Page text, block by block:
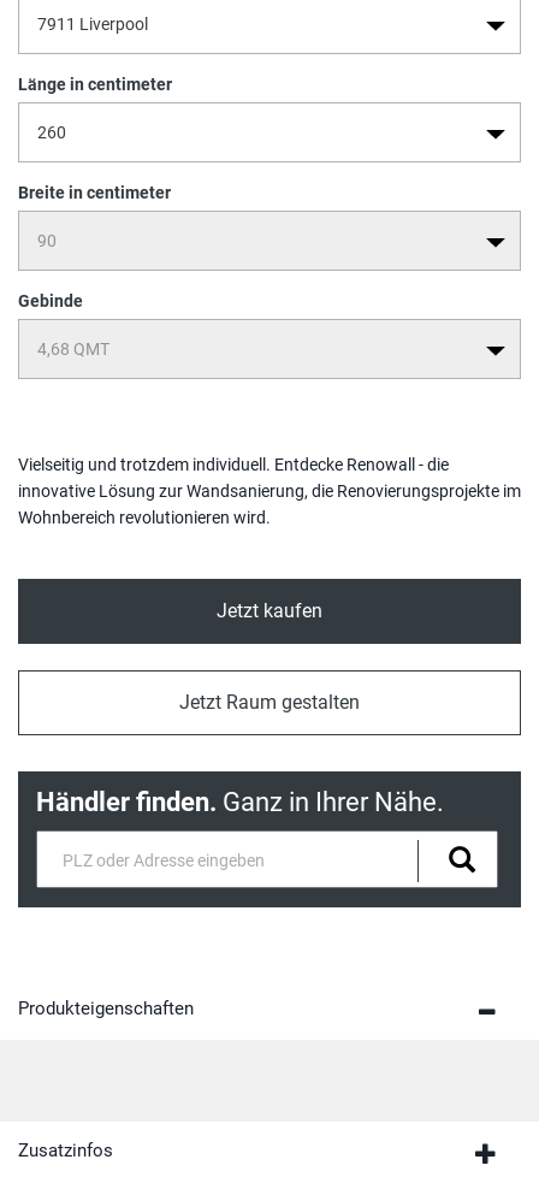
Vielseitig und trotzdem individuell. Entdecke Renowall - die
innovative Lösung zur Wandsanierung, die Renovierungsprojekte im
Wohnbereich revolutionieren wird.
Länge in centimeter
Breite in centimeter
Gebinde
Jetzt kaufen
Jetzt Raum gestalten
Händler finden. Ganz in Ihrer Nähe.
Produkteigenschaften
Zusatzinfos